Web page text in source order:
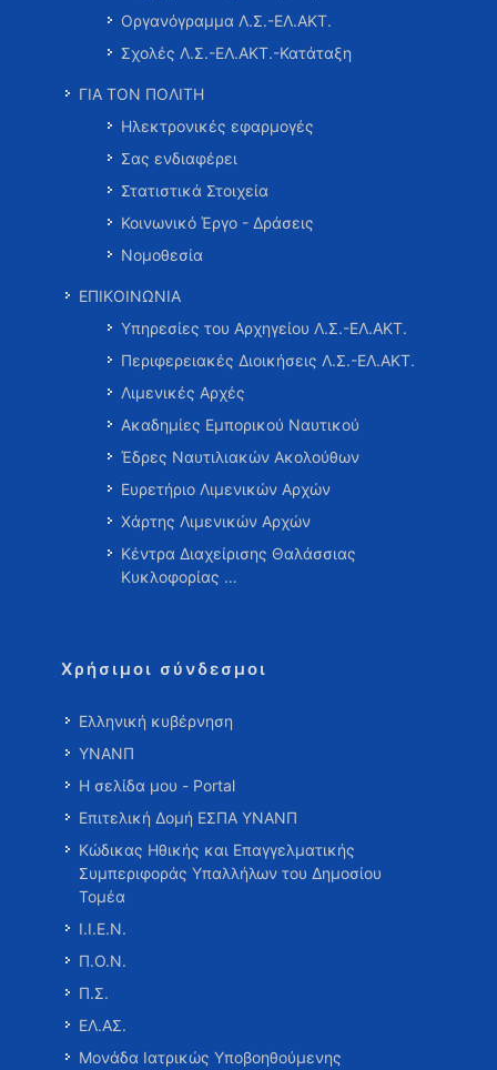
Οργανόγραμμα Λ.Σ.-ΕΛ.ΑΚΤ.
Σχολές Λ.Σ.-ΕΛ.ΑΚΤ.-Κατάταξη
ΓΙΑ ΤΟΝ ΠΟΛΙΤΗ
Ηλεκτρονικές εφαρμογές
Σας ενδιαφέρει
Στατιστικά Στοιχεία
Κοινωνικό Έργο - Δράσεις
Νομοθεσία
ΕΠΙΚΟΙΝΩΝΙΑ
Υπηρεσίες του Αρχηγείου Λ.Σ.-ΕΛ.ΑΚΤ.
Περιφερειακές Διοικήσεις Λ.Σ.-ΕΛ.ΑΚΤ.
Λιμενικές Αρχές
Ακαδημίες Εμπορικού Ναυτικού
Έδρες Ναυτιλιακών Ακολούθων
Ευρετήριο Λιμενικών Αρχών
Χάρτης Λιμενικών Αρχών
Κέντρα Διαχείρισης Θαλάσσιας
Κυκλοφορίας …
Χρήσιμοι σύνδεσμοι
Ελληνική κυβέρνηση
ΥΝΑΝΠ
Η σελίδα μου - Portal
Επιτελική Δομή ΕΣΠΑ ΥΝΑΝΠ
Κώδικας Ηθικής και Επαγγελματικής
Συμπεριφοράς Υπαλλήλων του Δημοσίου
Τομέα
Ι.Ι.Ε.Ν.
Π.Ο.Ν.
Π.Σ.
ΕΛ.ΑΣ.
Μονάδα Ιατρικώς Υποβοηθούμενης